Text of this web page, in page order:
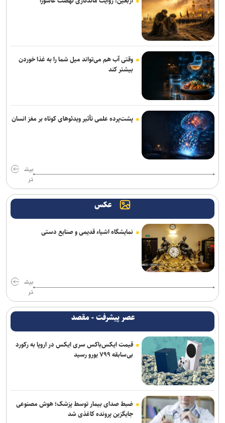
کارگاه تخصصی دارایی‌های فکری در صنعت داروسازی گیاهی برگزار
می‌شود
اومودا ۴، شاسی‌بلندی با دستیار هوش مصنوعی که فرمان همه‌چیز را به
دست می‌گیرد
می‌دهد
گوشی داغ را داخل یخچال نگذارید!
دستگاه «نیدر» بومی، راهکار دانش‌بنیان‌ها برای اختلاط مواد پلیمری و
نانویی
اطلاعات بیش از ۱۰۰ هزار نیروی پلیس و کارمند امنیتی بریتانیا هک شد
وقتی موسیقی ترسناک، لبخندها را هم وحشتناک نشان می‌دهد
خودروهای اسپرت
وقتی یک کلیپس چند میلی‌متری، نقش حیاتی در جراحی ایفا می‌کند
فراخوان مشارکت برای ایجاد اولین آزمایشگاه اتصال کوتاه کشور منتشر شد
راه‌آهن با ارتقای مرکز عملیات امنیت، دیوار دفاع سایبری خود را تقویت
می‌کند
وقتی آب هم می‌تواند میل شما را به غذا خوردن
بیشتر کند
پشت‌پرده علمی تأثیر ویدئو‌های کوتاه بر مغز انسان
بیش
تر
عکس
نمایشگاه اشیاء قدیمی و صنایع دستی
بیش
تر
عصر پیشرفت - مقصد
قیمت ایکس‌باکس سری ایکس در اروپا به رکورد
بی‌سابقه ۷۹۹ یورو رسید
ضبط صدای بیمار توسط پزشک؛ هوش مصنوعی
جایگزین پرونده کاغذی شد